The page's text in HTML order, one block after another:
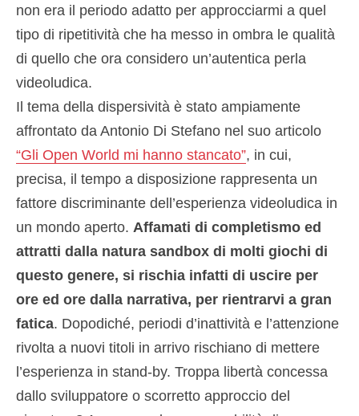
non era il periodo adatto per approcciarmi a quel
tipo di ripetitività che ha messo in ombra le qualità
di quello che ora considero un’autentica perla
videoludica.
Il tema della dispersività è stato ampiamente
affrontato da Antonio Di Stefano nel suo articolo
“Gli Open World mi hanno stancato”, in cui,
precisa, il tempo a disposizione rappresenta un
fattore discriminante dell’esperienza videoludica in
un mondo aperto. Affamati di completismo ed
attratti dalla natura sandbox di molti giochi di
questo genere, si rischia infatti di uscire per
ore ed ore dalla narrativa, per rientrarvi a gran
fatica. Dopodiché, periodi d’inattività e l’attenzione
rivolta a nuovi titoli in arrivo rischiano di mettere
l’esperienza in stand-by. Troppa libertà concessa
dallo sviluppatore o scorretto approccio del